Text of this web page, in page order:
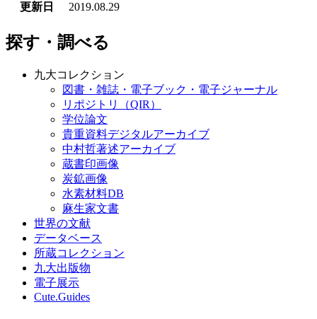
更新日
2019.08.29
探す・調べる
九大コレクション
図書・雑誌・電子ブック・電子ジャーナル
リポジトリ（QIR）
学位論文
貴重資料デジタルアーカイブ
中村哲著述アーカイブ
蔵書印画像
炭鉱画像
水素材料DB
麻生家文書
世界の文献
データベース
所蔵コレクション
九大出版物
電子展示
Cute.Guides